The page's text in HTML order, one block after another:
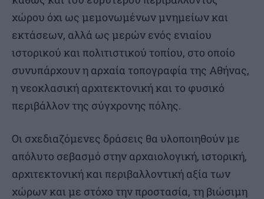
χώρου όχι ως μεμονωμένων μνημείων και
εκτάσεων, αλλά ως μερών ενός ενιαίου
ιστορικού και πολιτιστικού τοπίου, στο οποίο
συνυπάρχουν η αρχαία τοπογραφία της Αθήνας,
η νεοκλασική αρχιτεκτονική και το φυσικό
περιβάλλον της σύγχρονης πόλης.
Οι σχεδιαζόμενες δράσεις θα υλοποιηθούν με
απόλυτο σεβασμό στην αρχαιολογική, ιστορική,
αρχιτεκτονική και περιβαλλοντική αξία των
χώρων και με στόχο την προστασία, τη βιώσιμη